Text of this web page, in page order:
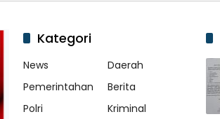
Kategori
News
Daerah
Pemerintahan
Berita
Polri
Kriminal